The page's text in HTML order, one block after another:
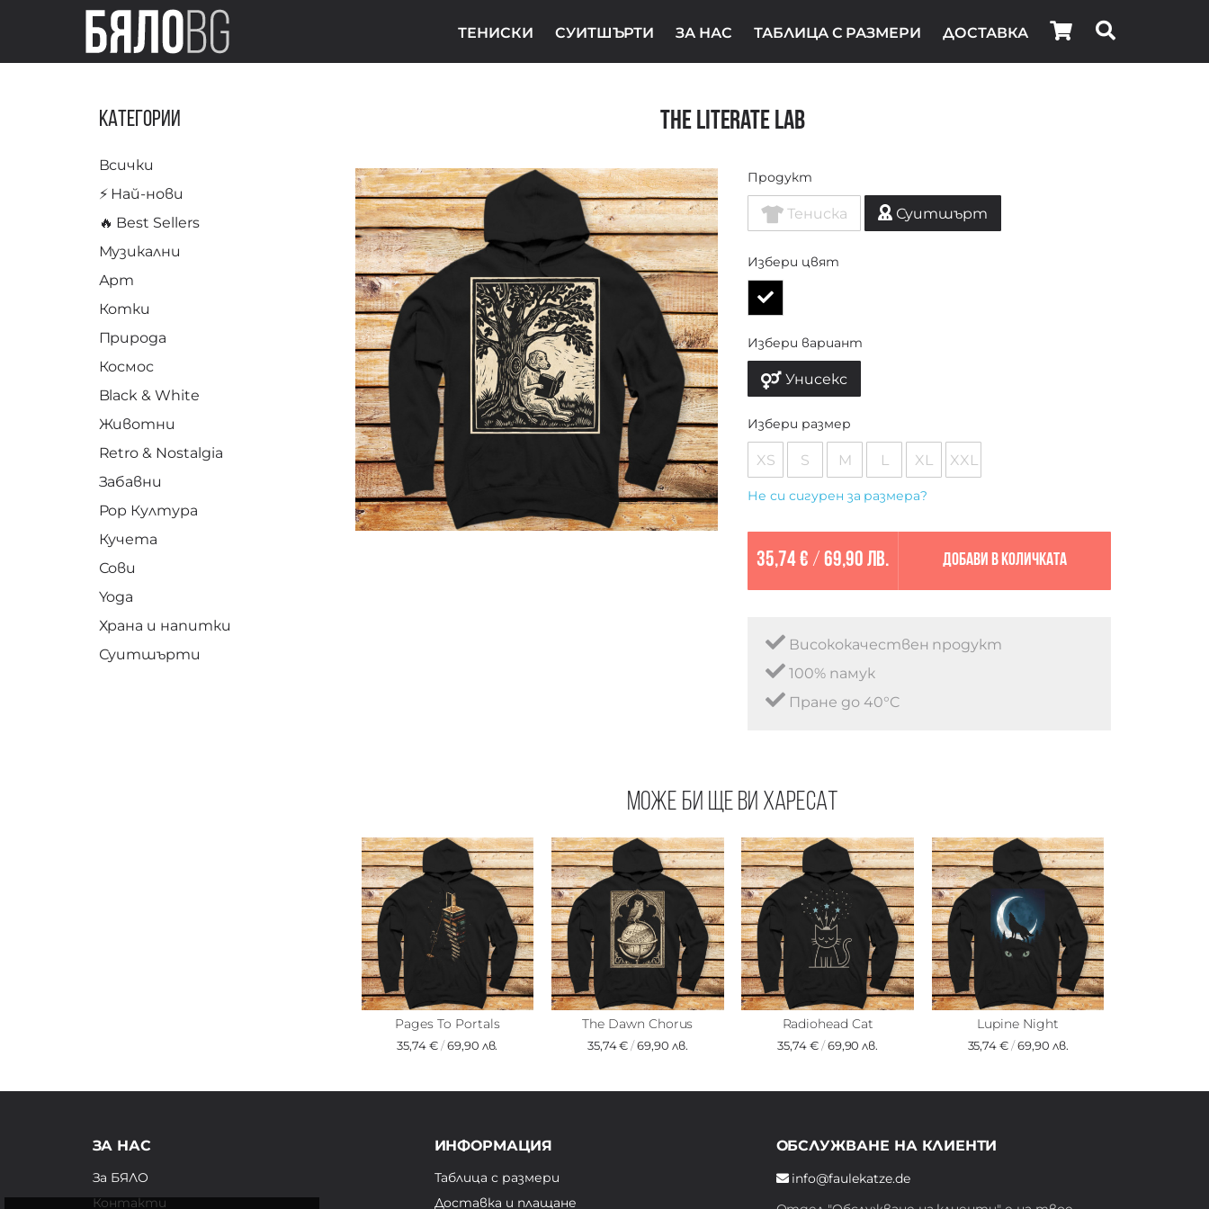
ТЕНИСКИ СУИТШЪРТИ ЗА НАС ТАБЛИЦА С РАЗМЕРИ ДОСТАВКА
Категории
Всички
⚡️ Най-нови
🔥 Best Sellers
Музикални
Арт
Котки
Природа
Космос
Black & White
Животни
Retro & Nostalgia
Забавни
Pop Култура
Кучета
Сови
Yoga
Храна и напитки
Суитшърти
The Literate Lab
Продукт
Тениска Суитшърт
Избери цвят
Избери вариант
Унисекс
Избери размер
XS S M L XL XXL
Не си сигурен за размера?
35,74 € / 69,90 лв. Добави в количката
Висококачествен продукт
100% памук
Пране до 40°C
Може би ще ви харесат
Pages To Portals
35,74 €/69,90 лв.
The Dawn Chorus
35,74 €/69,90 лв.
Radiohead Cat
35,74 €/69,90 лв.
Lupine Night
35,74 €/69,90 лв.
ЗА НАС
За БЯЛО
Контакти
ИНФОРМАЦИЯ
Таблица с размери
Доставка и плащане
ОБСЛУЖВАНЕ НА КЛИЕНТИ
info@faulekatze.de